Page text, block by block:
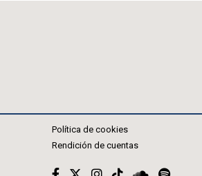
Política de cookies
Rendición de cuentas